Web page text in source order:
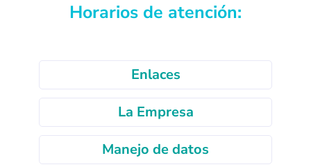
Horarios de atención:
Enlaces
La Empresa
Manejo de datos